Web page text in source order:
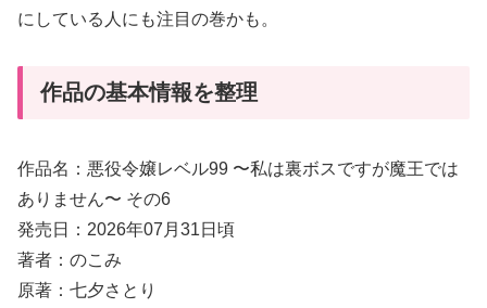
にしている人にも注目の巻かも。
作品の基本情報を整理
作品名：悪役令嬢レベル99 〜私は裏ボスですが魔王では
ありません〜 その6
発売日：2026年07月31日頃
著者：のこみ
原著：七夕さとり